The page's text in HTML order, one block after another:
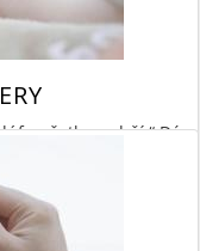
láska
pôst
rast v láske
všetko vydrží.“ Dá
stratu? Veriť,
a šance?
„peklo“?